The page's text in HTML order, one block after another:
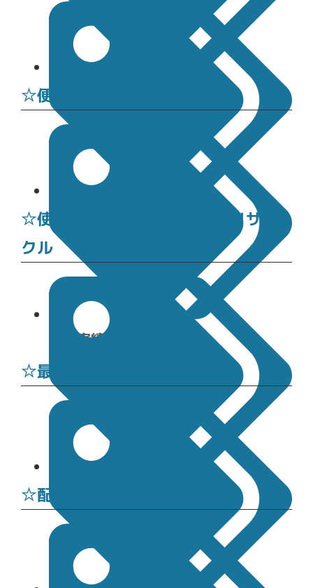
☆便利なアイテム紹介
施工実績
☆使わない発泡スチロールをリサイ
クル
☆最新換気システム
☆配管わグレーに！